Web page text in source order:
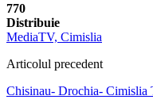
770
Distribuie
MediaTV, Cimislia
Articolul precedent
Chisinau- Drochia-